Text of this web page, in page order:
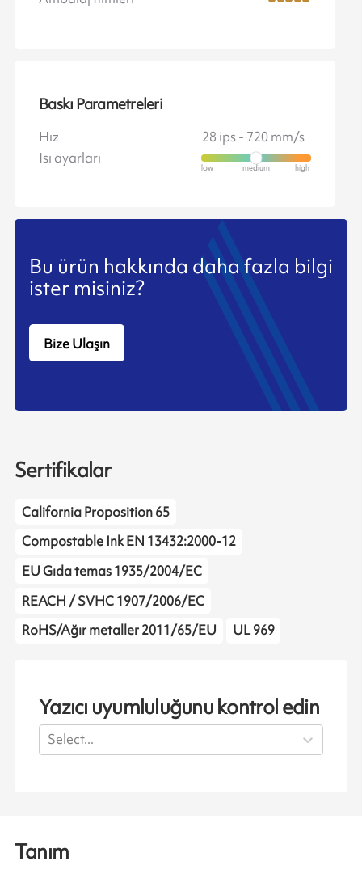
Baskı Parametreleri
Hız
28 ips - 720 mm/s
Isı ayarları
Bu ürün hakkında daha fazla bilgi
ister misiniz?
Bize Ulaşın
Sertifikalar
California Proposition 65
Compostable Ink EN 13432:2000-12
EU Gıda temas 1935/2004/EC
REACH / SVHC 1907/2006/EC
RoHS/Ağır metaller 2011/65/EU
UL 969
Yazıcı uyumluluğunu kontrol edin
Select...
Tanım